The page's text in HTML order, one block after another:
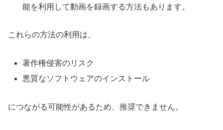
能を利用して動画を録画する方法もあります。
これらの方法の利用は、
著作権侵害のリスク
悪質なソフトウェアのインストール
につながる可能性があるため、推奨できません。